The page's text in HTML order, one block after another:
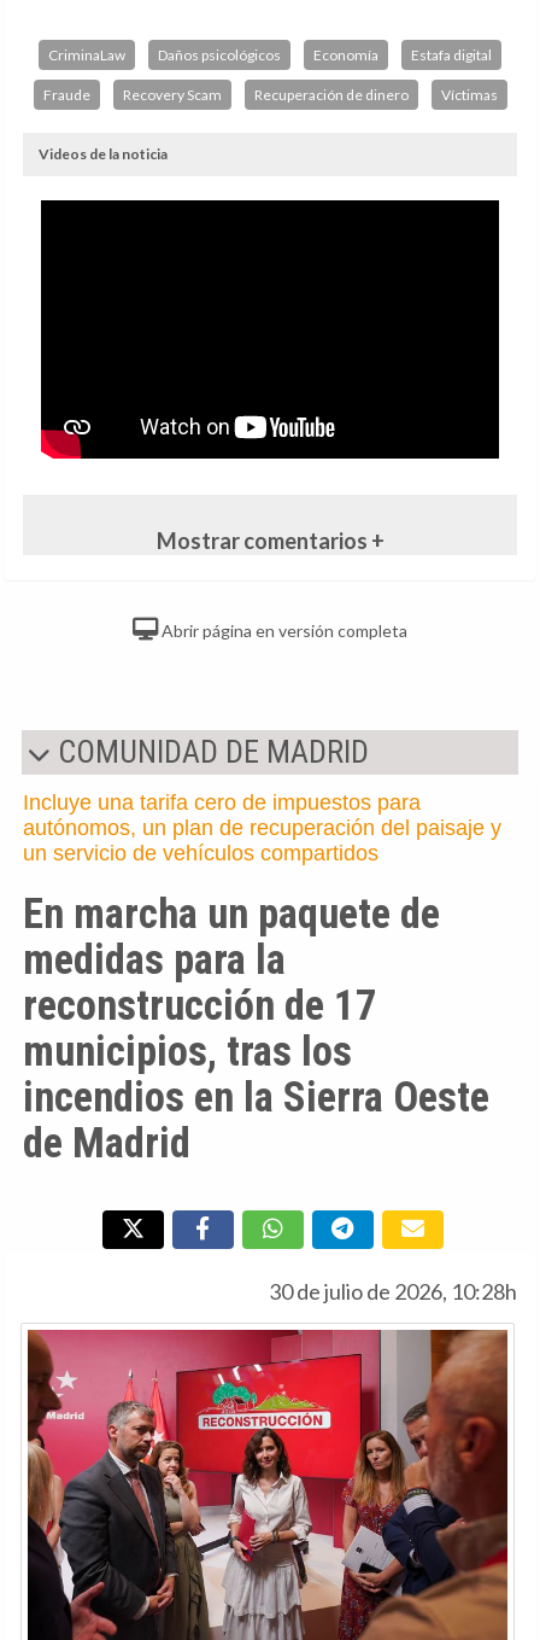
CriminaLaw Daños psicológicos Economía Estafa digital
Fraude Recovery Scam Recuperación de dinero Víctimas
Videos de la noticia
Mostrar comentarios +
Abrir página en versión completa
COMUNIDAD DE MADRID
Incluye una tarifa cero de impuestos para
autónomos, un plan de recuperación del paisaje y
un servicio de vehículos compartidos
En marcha un paquete de
medidas para la
reconstrucción de 17
municipios, tras los
incendios en la Sierra Oeste
de Madrid
30 de julio de 2026, 10:28h